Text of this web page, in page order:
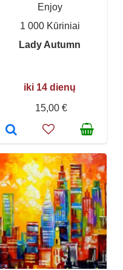
Enjoy
1 000 Kūriniai
Lady Autumn
iki 14 dienų
15,00 €